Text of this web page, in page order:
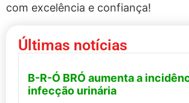
com excelência e confiança!
Últimas notícias
B-R-Ó BRÓ aumenta a
infecção urinária